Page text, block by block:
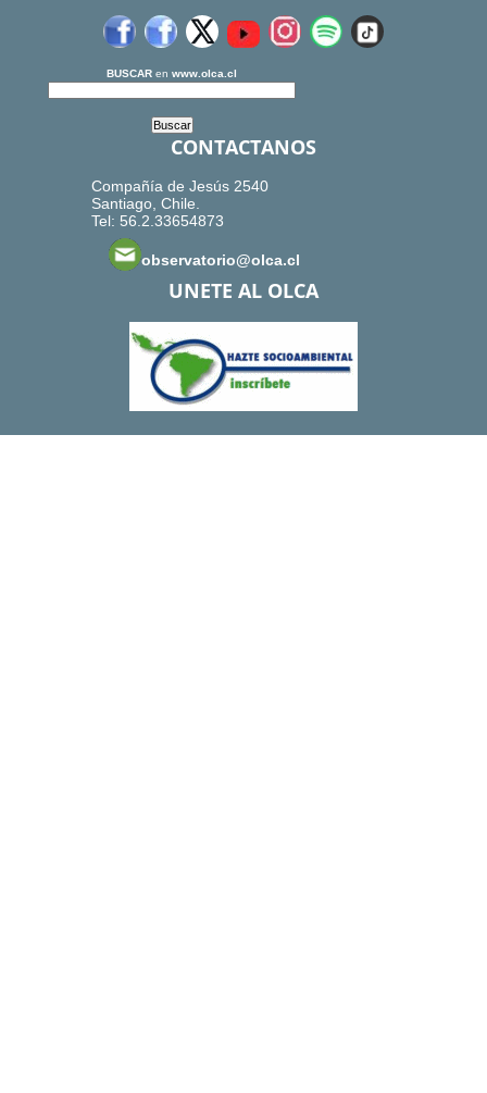
BUSCAR en www.olca.cl
CONTACTANOS
Compañía de Jesús 2540
Santiago, Chile.
Tel: 56.2.33654873
observatorio@olca.cl
UNETE AL OLCA